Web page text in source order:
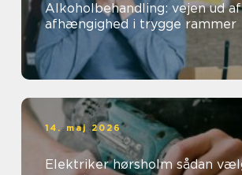
Alkoholbehandling: vejen ud af
afhængighed i trygge rammer
14. maj 2026
Elektriker hørsholm sådan vælger du den